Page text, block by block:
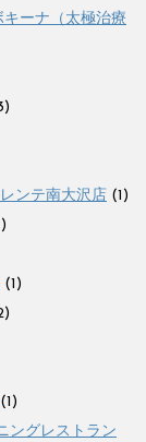
ーナ（太極治療
ンテ南大沢店 (1)
(1)
(1)
ングレストラン